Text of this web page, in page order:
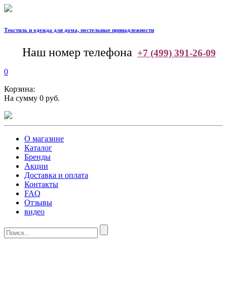
Текстиль и одежда для дома, постельные принадлежности
Наш номер телефона +7 (499) 391-26-09
0
Корзина:
На сумму 0 руб.
О магазине
Каталог
Бренды
Акции
Доставка и оплата
Контакты
FAQ
Отзывы
видео